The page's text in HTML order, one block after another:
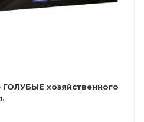
хозяйственного